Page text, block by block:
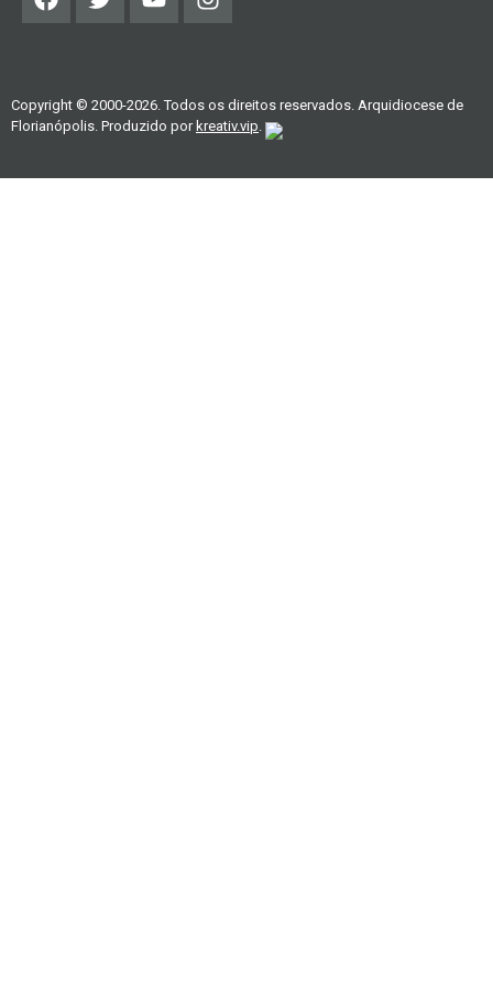
Copyright © 2000-2026. Todos os direitos reservados. Arquidiocese de
Florianópolis. Produzido porkreativ.vip